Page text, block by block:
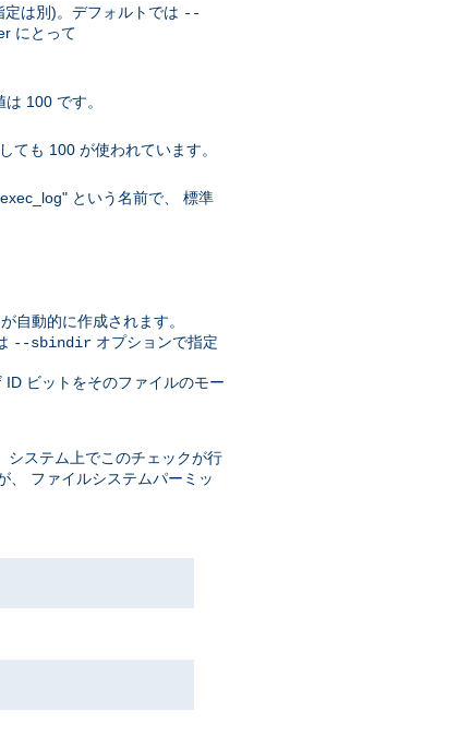
は別)。デフォルトでは --
にとって
100 です。
ても 100 が使われています。
という名前で、 標準
自動的に作成されます。
--sbindir オプションで指定
ID ビットをそのファイルのモー
システム上でこのチェックが行
、 ファイルシステムパーミッ